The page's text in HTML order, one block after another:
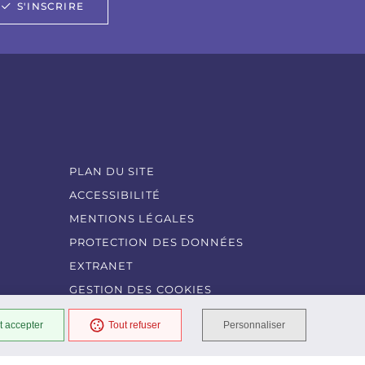
accepter Tout refuser Personnaliser
S'INSCRIRE
PLAN DU SITE
ACCESSIBILITÉ
MENTIONS LÉGALES
PROTECTION DES DONNÉES
EXTRANET
GESTION DES COOKIES